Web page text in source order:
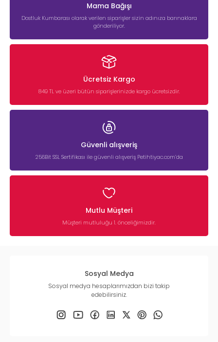
Mama Bağışı
Dostluk Kumbarası olarak verilen siparişler sizin adınıza barınaklara
gönderiliyor.
Ücretsiz Kargo
849 TL ve üzeri bütün siparişlerinizde kargo ücretsizdir.
Güvenli alışveriş
256Bit SSL Sertifikası ile güvenli alışveriş Petihtiyac.com’da
Mutlu Müşteri
Müşteri mutluluğu 1. önceliğimizdir.
Sosyal Medya
Sosyal medya hesaplarımızdan bizi takip
edebilirsiniz.